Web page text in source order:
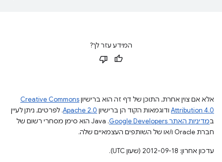
המידע עזר לך?
אלא אם צוין אחרת, התוכן של דף זה הוא ברישיוןCreative Commons
Attribution 4.0 ודוגמאות הקוד הן ברישיון Apache 2.0. לפרטים, ניתן לעיין
במדיניות האתר Google Developers‏
.‏ Java הוא סימן מסחרי רשום של
חברת Oracle ו/או של השותפים העצמאיים שלה.
עדכון אחרון: 2012-09-18 (שעון UTC).